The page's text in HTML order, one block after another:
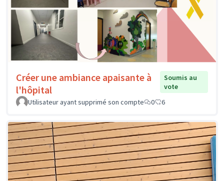
Créer une ambiance apaisante à
l'hôpital
Soumis au
vote
Utilisateur ayant supprimé son compte
0 6